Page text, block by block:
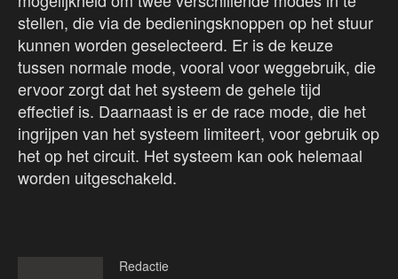
stellen, die via de bedieningsknoppen op het stuur
kunnen worden geselecteerd. Er is de keuze
tussen normale mode, vooral voor weggebruik, die
ervoor zorgt dat het systeem de gehele tijd
effectief is. Daarnaast is er de race mode, die het
ingrijpen van het systeem limiteert, voor gebruik op
het op het circuit. Het systeem kan ook helemaal
worden uitgeschakeld.
Redactie